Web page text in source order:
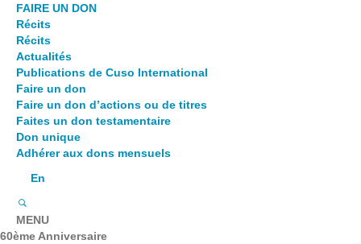
FAIRE UN DON
Récits
Récits
Actualités
Publications de Cuso International
Faire un don
Faire un don d’actions ou de titres
Faites un don testamentaire
Don unique
Adhérer aux dons mensuels
En
MENU
60ème Anniversaire